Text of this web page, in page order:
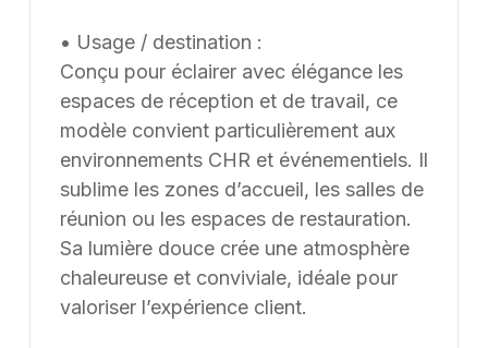
mesure à partir d’une feuille blanche, chaque projet
pouvant être conçu et ajusté selon les contraintes et
les usages spécifiques.
• Usage / destination :
Conçu pour éclairer avec élégance les
espaces de réception et de travail, ce
modèle convient particulièrement aux
environnements CHR et événementiels. Il
sublime les zones d’accueil, les salles de
réunion ou les espaces de restauration.
Sa lumière douce crée une atmosphère
chaleureuse et conviviale, idéale pour
valoriser l’expérience client.